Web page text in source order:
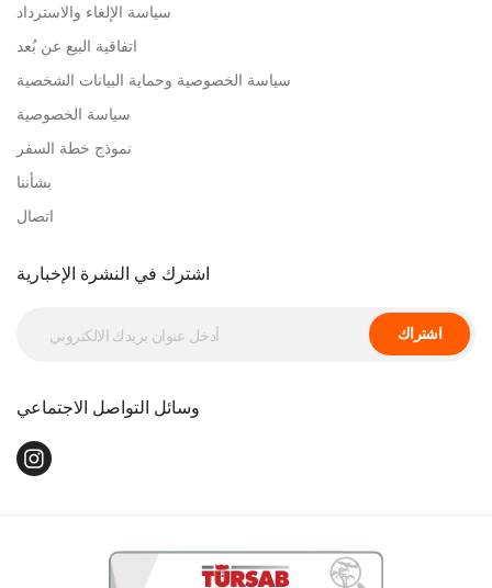
سياسة الإلغاء والاسترداد
اتفاقية البيع عن بُعد
سياسة الخصوصية وحماية البيانات الشخصية
سياسة الخصوصية
نموذج خطة السفر
بشأننا
اتصال
اشترك في النشرة الإخبارية
اشتراك
وسائل التواصل الاجتماعي